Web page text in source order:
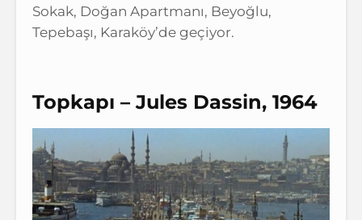
Sokak, Doğan Apartmanı, Beyoğlu,
Tepebaşı, Karaköy’de geçiyor.
Topkapı – Jules Dassin, 1964